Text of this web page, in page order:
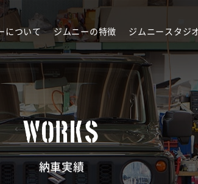
について ジムニーの特徴 ジムニースタジ
WORKS
納車実績